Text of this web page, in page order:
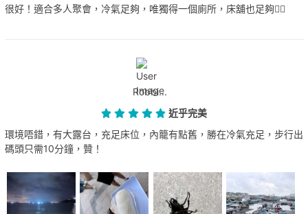
很好！適合多人聚會，冷氣足夠，唯獨得一個廁所，床舖也足夠👍🏾
Robbi...
近乎完美
環境唔錯，有大露台，充足床位，內籠有點舊，勝在冷氣充足，步行出
碼頭只需10分鐘，贊！